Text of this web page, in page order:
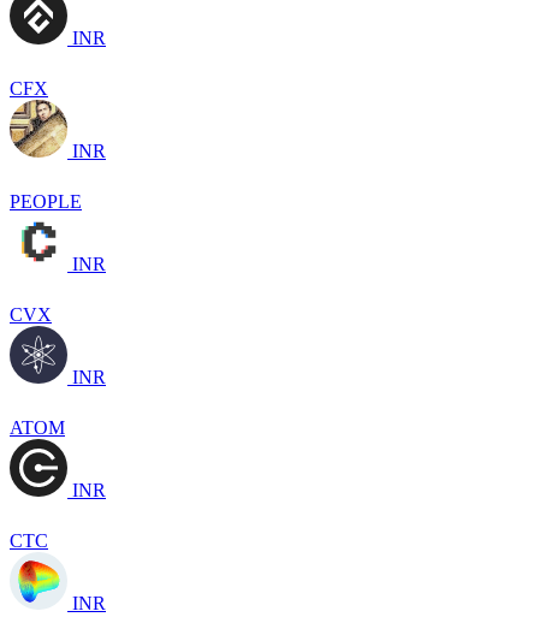
INR
CFX
INR
PEOPLE
INR
CVX
INR
ATOM
INR
CTC
INR